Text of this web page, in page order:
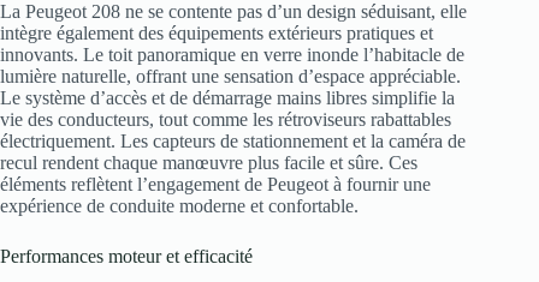
La Peugeot 208 ne se contente pas d’un design séduisant, elle
intègre également des équipements extérieurs pratiques et
innovants. Le toit panoramique en verre inonde l’habitacle de
lumière naturelle, offrant une sensation d’espace appréciable.
Le système d’accès et de démarrage mains libres simplifie la
vie des conducteurs, tout comme les rétroviseurs rabattables
électriquement. Les capteurs de stationnement et la caméra de
recul rendent chaque manœuvre plus facile et sûre. Ces
éléments reflètent l’engagement de Peugeot à fournir une
expérience de conduite moderne et confortable.
Performances moteur et efficacité